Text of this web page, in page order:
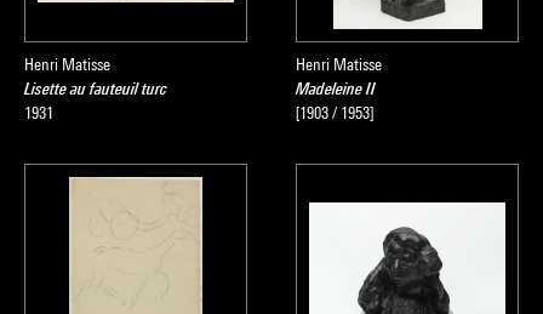
Henri Matisse
Lisette au fauteuil turc
1931
Henri Matisse
Madeleine II
[1903 / 1953]